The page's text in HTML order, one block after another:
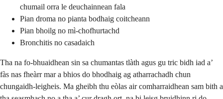
chumail orra le deuchainnean fala
Pian droma no pianta bodhaig coitcheann
Pian bhoilg no mì-chofhurtachd
Bronchitis no casadaich
Tha na fo-bhuaidhean sin sa chumantas tlàth agus gu tric bidh iad a’
fàs nas fheàrr mar a bhios do bhodhaig ag atharrachadh chun
chungaidh-leigheis. Ma gheibh thu eòlas air comharraidhean sam bith a